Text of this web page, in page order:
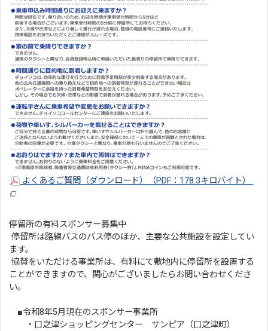
よくあるご質問（ダウンロード）（PDF：178.3キロバイト）
停留所の有料スポンサー募集中
停留所は路線バスのバス停のほか、主要な公共施設を設定してい
ます。
協賛をいただける事業所は、有料にて敷地内に停留所を設置する
ことができますので、関心がございましたらお問い合わせくださ
い。
■令和8年5月現在のスポンサー事業所
・口之津ショッピングセンター サンピア（口之津町）